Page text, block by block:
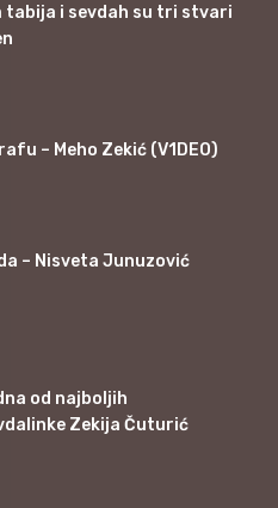
tabija i sevdah su tri stvari
– Meho Zekić (V1DEO)
– Nisveta Junuzović
od najboljih
Zekija Čuturić